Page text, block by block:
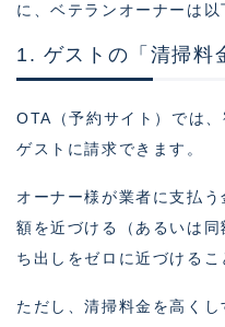
に、ベテランオーナーは以
1. ゲストの「清掃料
OTA（予約サイト）では
ゲストに請求できます。
オーナー様が業者に支払
額を近づける（あるいは
ち出しをゼロに近づけるこ
ただし、清掃料金を高くし